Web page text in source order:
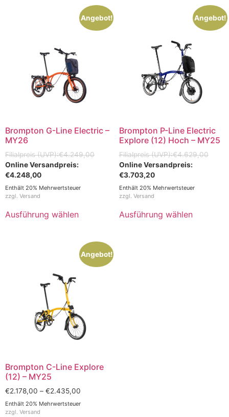
Angebot!
Brompton G-Line Electric –
MY26
€4.249,00
€4.248,00
Enthält 20% Mehrwertsteuer
zzgl. Versand
Ausführung wählen
Angebot!
Brompton P-Line Electric
Explore (12) Hoch – MY25
€4.629,00
€3.703,20
Enthält 20% Mehrwertsteuer
zzgl. Versand
Ausführung wählen
Angebot!
Brompton C-Line Explore
(12) – MY25
€2.178,00 – €2.435,00
Enthält 20% Mehrwertsteuer
zzgl. Versand